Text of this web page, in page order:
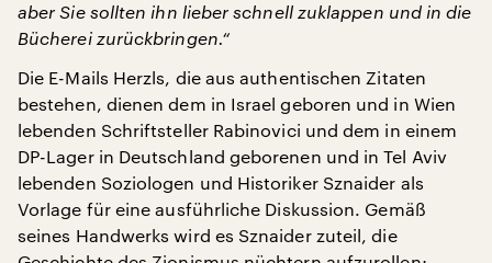
aber Sie sollten ihn lieber schnell zuklappen und in die
Bücherei zurückbringen.“
Die E-Mails Herzls, die aus authentischen Zitaten
bestehen, dienen dem in Israel geboren und in Wien
lebenden Schriftsteller Rabinovici und dem in einem
DP-Lager in Deutschland geborenen und in Tel Aviv
lebenden Soziologen und Historiker Sznaider als
Vorlage für eine ausführliche Diskussion. Gemäß
seines Handwerks wird es Sznaider zuteil, die